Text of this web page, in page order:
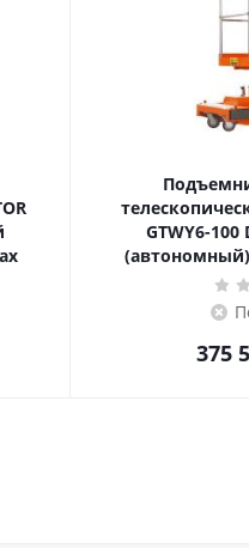
телескопический
GTWY6-
(автономный)
375